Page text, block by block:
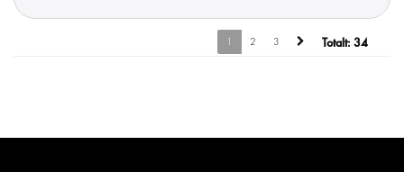
1 2 3 Totalt: 34